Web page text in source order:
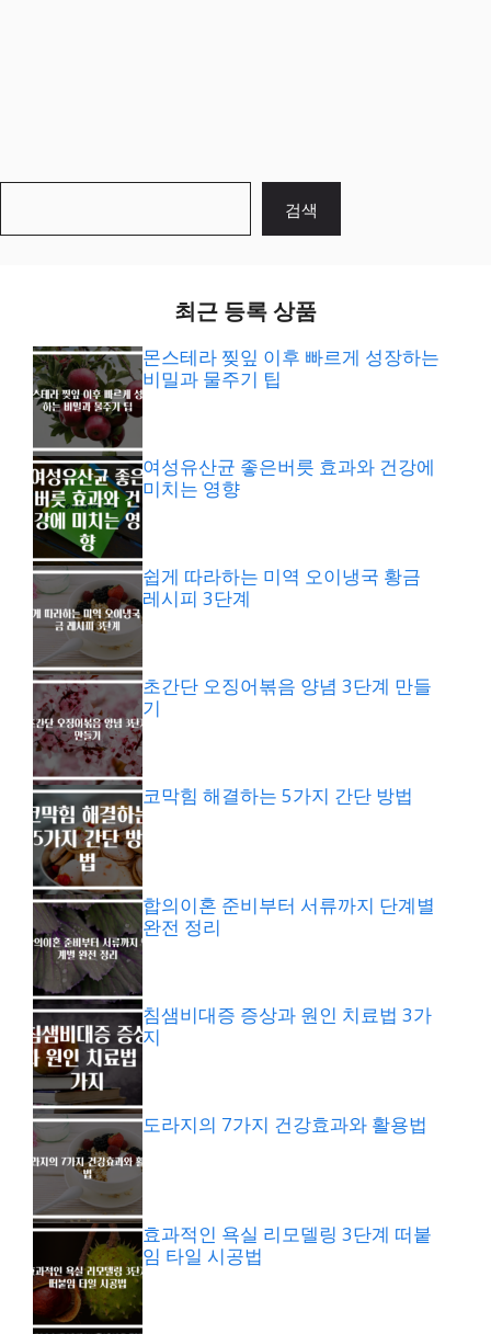
검색
최근 등록 상품
몬스테라 찢잎 이후 빠르게 성장하는
비밀과 물주기 팁
여성유산균 좋은버릇 효과와 건강에
미치는 영향
쉽게 따라하는 미역 오이냉국 황금
레시피 3단계
초간단 오징어볶음 양념 3단계 만들
기
코막힘 해결하는 5가지 간단 방법
합의이혼 준비부터 서류까지 단계별
완전 정리
침샘비대증 증상과 원인 치료법 3가
지
도라지의 7가지 건강효과와 활용법
효과적인 욕실 리모델링 3단계 떠붙
임 타일 시공법